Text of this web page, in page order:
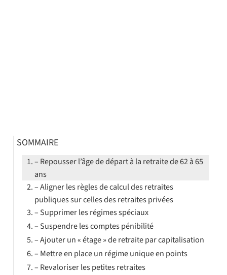
SOMMAIRE
– Repousser l’âge de départ à la retraite de 62 à 65
ans
– Aligner les règles de calcul des retraites
publiques sur celles des retraites privées
– Supprimer les régimes spéciaux
– Suspendre les comptes pénibilité
– Ajouter un « étage » de retraite par capitalisation
– Mettre en place un régime unique en points
– Revaloriser les petites retraites